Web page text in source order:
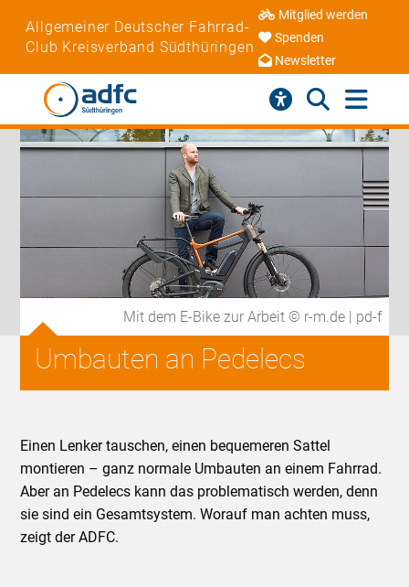
Allgemeiner Deutscher Fahrrad-
Club Kreisverband Südthüringen
Mitglied werden
Spenden
Newsletter
Mit dem E-Bike zur Arbeit © r-m.de | pd-f
Umbauten an Pedelecs
Einen Lenker tauschen, einen bequemeren Sattel
montieren – ganz normale Umbauten an einem Fahrrad.
Aber an Pedelecs kann das problematisch werden, denn
sie sind ein Gesamtsystem. Worauf man achten muss,
zeigt der ADFC.